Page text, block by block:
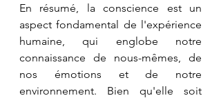
En résumé, la conscience est un
aspect fondamental de l'expérience
humaine, qui englobe notre
connaissance de nous-mêmes, de
nos émotions et de notre
environnement. Bien qu'elle soit